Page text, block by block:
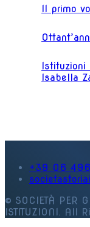
Il primo
Istituzioni
Isabella
+39 06
© SOCIETÀ PER
ISTITUZIONI. All